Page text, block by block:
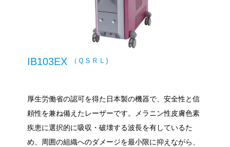
IB103EX （ＱＳＲＬ)
厚生労働省の認可を得た日本製の機器で、安全性と信
頼性を兼ね備えたレーザーです。メラニン性皮膚色素
疾患に選択的に吸収・破壊する波長を有しているた
め、周囲の組織へのダメージを最小限に抑えながら、